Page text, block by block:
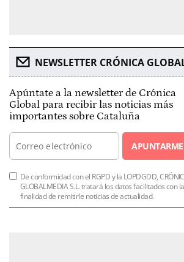
NEWSLETTER CRÓNICA
Apúntate a la newsletter de Crónica
Global para recibir las noticias más
importantes sobre Cataluña
APUNTARME
De conformidad con el RGPD y la LOPDGDD,
GLOBALMEDIA S.L. tratará los datos facilitados con la
finalidad de remitirle noticias de actualidad.